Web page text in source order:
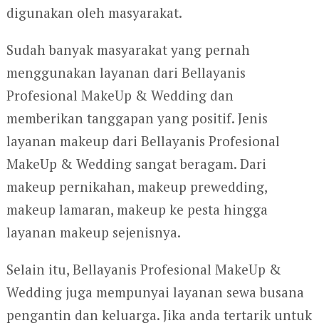
digunakan oleh masyarakat.
Sudah banyak masyarakat yang pernah
menggunakan layanan dari Bellayanis
Profesional MakeUp & Wedding dan
memberikan tanggapan yang positif. Jenis
layanan makeup dari Bellayanis Profesional
MakeUp & Wedding sangat beragam. Dari
makeup pernikahan, makeup prewedding,
makeup lamaran, makeup ke pesta hingga
layanan makeup sejenisnya.
Selain itu, Bellayanis Profesional MakeUp &
Wedding juga mempunyai layanan sewa busana
pengantin dan keluarga. Jika anda tertarik untuk